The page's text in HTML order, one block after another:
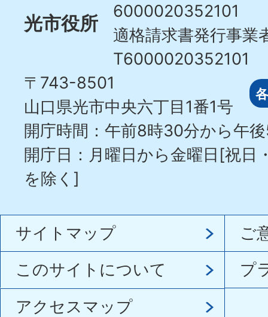
光市役所
6000020352101
適格請求書発行事業
T6000020352101
〒743-8501
山口県光市中央六丁目1番1号
開庁時間：午前8時30分から午
開庁日：月曜日から金曜日[祝日
を除く]
サイトマップ
ご
このサイトについて
プ
アクセスマップ